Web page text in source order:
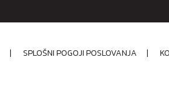
| SPLOŠNI POGOJI POSLOVANJA |